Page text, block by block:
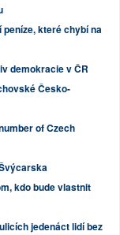
které chybí na
demokracie v ČR
Česko-
of Czech
kdo bude vlastnit
jedenáct lidí bez